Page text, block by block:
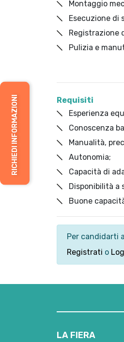
RICHIEDI INFORMAZIONI
Montaggio
Esecuzione di
Registrazione
Pulizia e
Requisiti
Esperienza
Conoscenza
Manualità,
Autonomia;
Capacità di
Disponibilità a
Buone
Per candidarti
Registrati o
LA FIERA